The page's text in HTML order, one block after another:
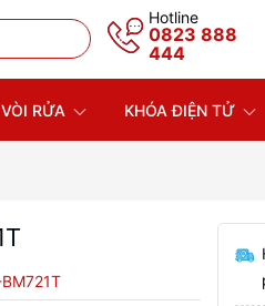
Hotline
0823 888
444
RỬA KHÓA ĐIỆN TỬ